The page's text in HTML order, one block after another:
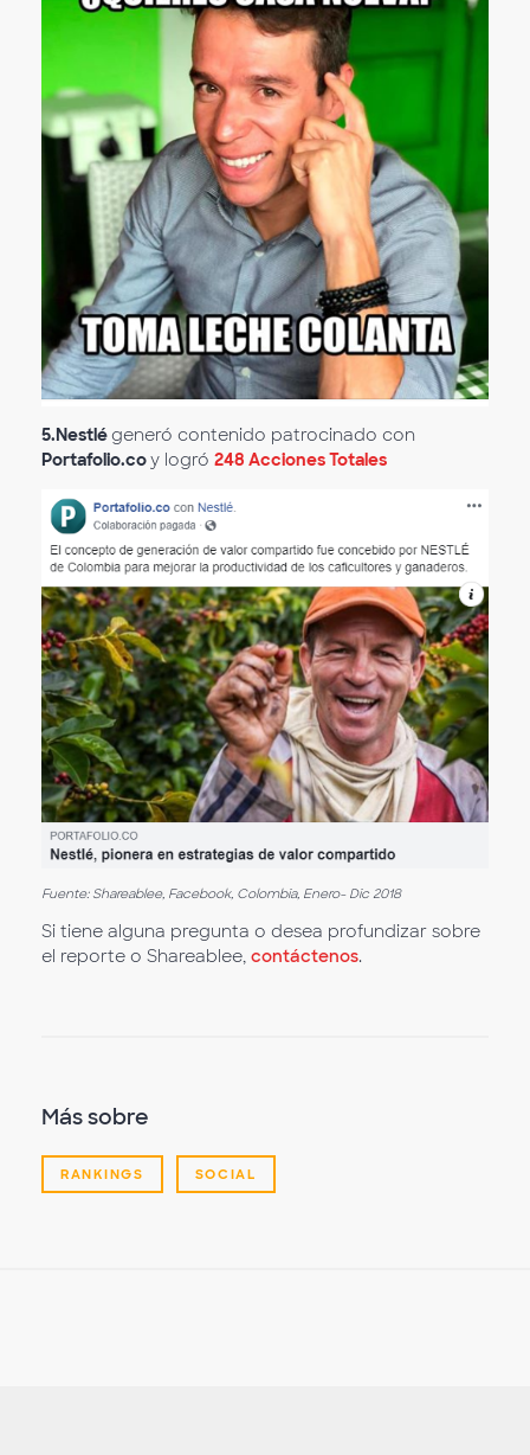
5.Nestlégeneró contenido patrocinado con
Portafolio.coy logró 248 Acciones Totales
Fuente: Shareablee, Facebook, Colombia, Enero- Dic 2018
Si tiene alguna pregunta o desea profundizar sobre
el reporte o Shareablee, contáctenos.
Más sobre
RANKINGS SOCIAL